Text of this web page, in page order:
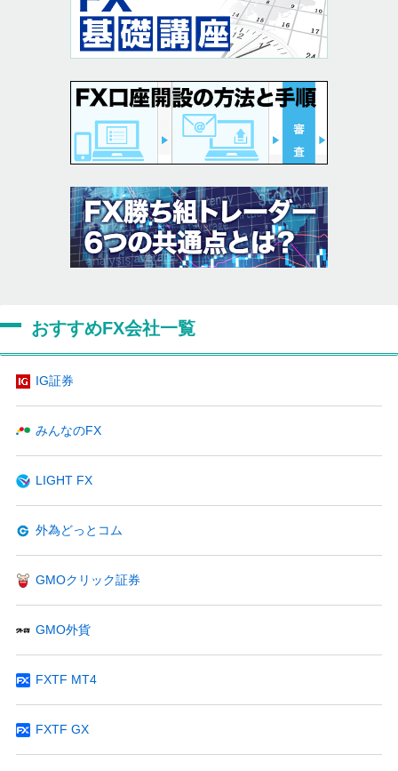
おすすめFX会社一覧
IG証券
みんなのFX
LIGHT FX
外為どっとコム
GMOクリック証券
GMO外貨
FXTF MT4
FXTF GX